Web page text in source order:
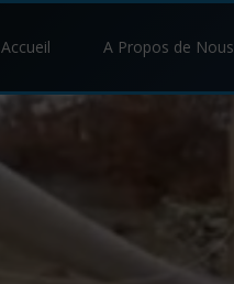
Accueil A Propos de Nous